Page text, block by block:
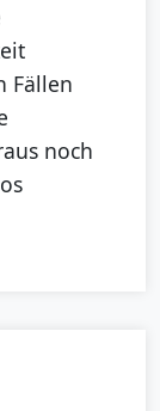
Fällen
noch